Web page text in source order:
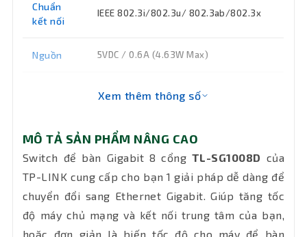
Chuẩn
kết nối
IEEE 802.3i/802.3u/ 802.3ab/802.3x
Nguồn 5VDC / 0.6A (4.63W Max)
180 mm x 90 mm x 25.5 mm
Bảo hành 24 tháng (thiết bị), 12 tháng (adapter)
Xem thêm thông số
MÔ TẢ SẢN PHẨM NÂNG CAO
Switch để bàn Gigabit 8 cổng TL-SG1008D của
TP-LINK cung cấp cho bạn 1 giải pháp dễ dàng để
chuyển đổi sang Ethernet Gigabit. Giúp tăng tốc
độ máy chủ mạng và kết nối trung tâm của bạn,
hoặc đơn giản là biến tốc độ cho máy để bàn